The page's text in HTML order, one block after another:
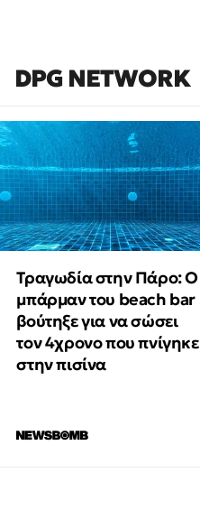
DPG NETWORK
Τραγωδία στην Πάρο: Ο
μπάρμαν του beach bar
βούτηξε για να σώσει
τον 4χρονο που πνίγηκε
στην πισίνα